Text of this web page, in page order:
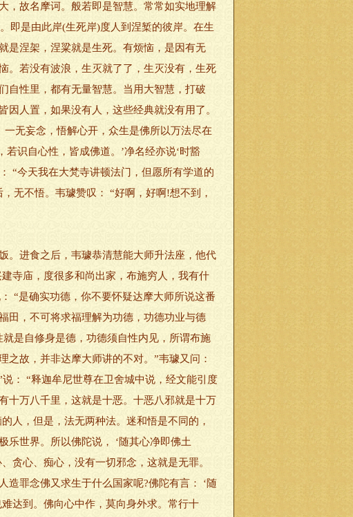
，故名摩诃。般若即是智慧。常常如实地理解
即是由此岸(生死岸)度人到涅椠的彼岸。在生
是涅架，涅粱就是生死。有烦恼，是因有无
。若没有波浪，生灭就了了，生灭没有，生死
自性里，都有无量智慧。当用大智慧，打破
人置，如果没有人，这些经典就没有用了。
无妄念，悟解心开，众生是佛所以万法尽在
识自心性，皆成佛道。’净名经亦说‘时豁
“今天我在大梵寺讲顿法门，但愿所有学道的
无不悟。韦璩赞叹： “好啊，好啊!想不到，
进食之后，韦璩恭清慧能大师升法座，他代
寺庙，度很多和尚出家，布施穷人，我有什
“是确实功德，你不要怀疑达摩大师所说这番
田，不可将求福理解为功德，功德功业与德
是自修身是德，功德须自性内见，所谓布施
故，并非达摩大师讲的不对。”韦璩又问：
： “释迦牟尼世尊在卫舍城中说，经文能引度
十万八千里，这就是十恶。十恶八邪就是十万
人，但是，法无两种法。迷和悟是不同的，
乐世界。所以佛陀说， ‘随其心净即佛土
贪心、痴心，没有一切邪念，这就是无罪。
罪念佛又求生于什么国家呢?佛陀有言： ‘随
达到。佛向心中作，莫向身外求。常行十